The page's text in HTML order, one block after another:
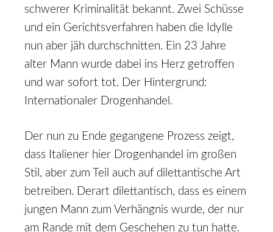
schwerer Kriminalität bekannt. Zwei Schüsse
und ein Gerichtsverfahren haben die Idylle
nun aber jäh durchschnitten. Ein 23 Jahre
alter Mann wurde dabei ins Herz getroffen
und war sofort tot. Der Hintergrund:
Internationaler Drogenhandel.
Der nun zu Ende gegangene Prozess zeigt,
dass Italiener hier Drogenhandel im großen
Stil, aber zum Teil auch auf dilettantische Art
betreiben. Derart dilettantisch, dass es einem
jungen Mann zum Verhängnis wurde, der nur
am Rande mit dem Geschehen zu tun hatte.